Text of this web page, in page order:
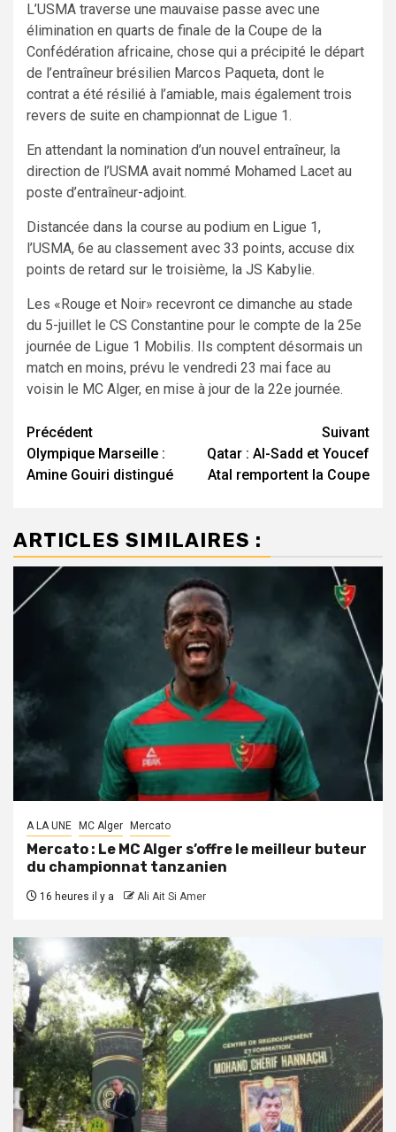
L’USMA traverse une mauvaise passe avec une
élimination en quarts de finale de la Coupe de la
Confédération africaine, chose qui a précipité le départ
de l’entraîneur brésilien Marcos Paqueta, dont le
contrat a été résilié à l’amiable, mais également trois
revers de suite en championnat de Ligue 1.
En attendant la nomination d’un nouvel entraîneur, la
direction de l’USMA avait nommé Mohamed Lacet au
poste d’entraîneur-adjoint.
Distancée dans la course au podium en Ligue 1,
l’USMA, 6e au classement avec 33 points, accuse dix
points de retard sur le troisième, la JS Kabylie.
Les «Rouge et Noir» recevront ce dimanche au stade
du 5-juillet le CS Constantine pour le compte de la 25e
journée de Ligue 1 Mobilis. Ils comptent désormais un
match en moins, prévu le vendredi 23 mai face au
voisin le MC Alger, en mise à jour de la 22e journée.
Navigation
d’article
Précédent
Olympique Marseille :
Amine Gouiri distingué
Suivant
Qatar : Al-Sadd et Youcef
Atal remportent la Coupe
ARTICLES SIMILAIRES :
A LA UNE MC Alger Mercato
Mercato : Le MC Alger s’offre le meilleur buteur
du championnat tanzanien
16 heures il y a Ali Ait Si Amer